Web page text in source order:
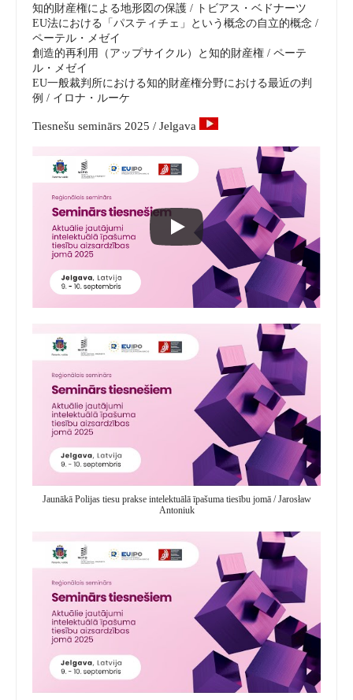
知的財産権による地形図の保護 / トビアス・ベドナーツ
EU法における「パスティチェ」という概念の自立的概念 /
ペーテル・メゼイ
創造的再利用（アップサイクル）と知的財産権 / ペーテ
ル・メゼイ
EU一般裁判所における知的財産権分野に​​おける最近の判
例 / イロナ・ルーケ
Tiesnešu seminārs 2025 / Jelgava
Jaunākā Polijas tiesu prakse intelektuālā īpašuma tiesību jomā / Jarosław
Antoniuk